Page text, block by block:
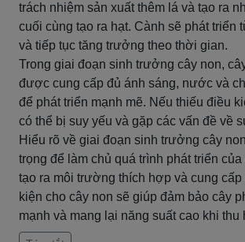
trách nhiệm sản xuất thêm lá và tạo ra
cuối cùng tạo ra hạt. Cành sẽ phát triển
và tiếp tục tăng trưởng theo thời gian.
Trong giai đoạn sinh trưởng cây non,
được cung cấp đủ ánh sáng, nước và
để phát triển mạnh mẽ. Nếu thiếu điều
có thể bị suy yếu và gặp các vấn đề về
Hiểu rõ về giai đoạn sinh trưởng cây
trọng để làm chủ quá trình phát triển
tạo ra môi trường thích hợp và cung cấp
kiện cho cây non sẽ giúp đảm bảo cây
mạnh và mang lại năng suất cao khi thu